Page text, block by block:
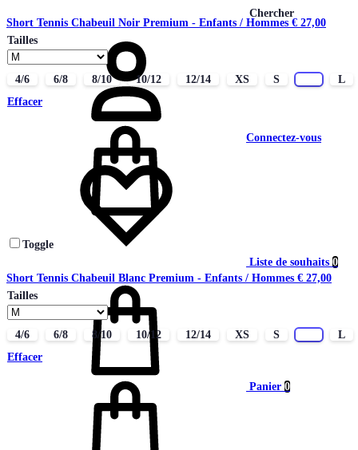
Chercher
Connectez-vous
Liste de souhaits 0
Panier 0
Short Tennis Chabeuil Noir Premium - Enfants / Hommes € 27,00
Tailles
4/6 6/8 8/10 10/12 12/14 XS S
L
Effacer
Toggle
Short Tennis Chabeuil Blanc Premium - Enfants / Hommes € 27,00
Tailles
4/6 6/8 8/10 10/12 12/14 XS S
L
Effacer